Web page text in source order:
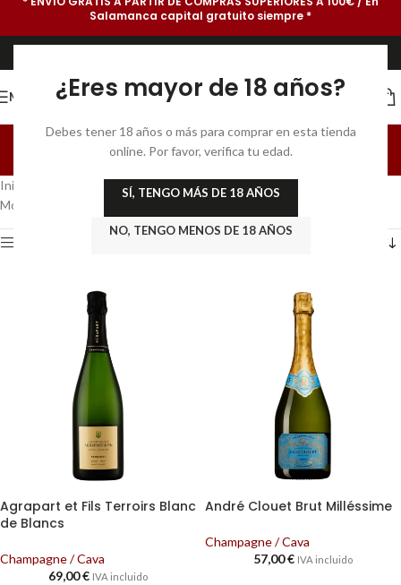
¿Eres mayor de 18 años?
Debes tener 18 años o más para comprar en esta tienda
online. Por favor, verifica tu edad.
SÍ, TENGO MÁS DE 18 AÑOS
NO, TENGO MENOS DE 18 AÑOS
Salamanca capital gratuito siempre *
MENU
Champagne A.O.C.
Inicio
Productos etiquetados “Champagne A.O.C.”
Mostrando 25–36 de 37 resultados
Agrapart et Fils Terroirs Blanc
de Blancs
Champagne / Cava
69,00€ IVA incluido
André Clouet Brut Milléssime
Champagne / Cava
57,00€ IVA incluido